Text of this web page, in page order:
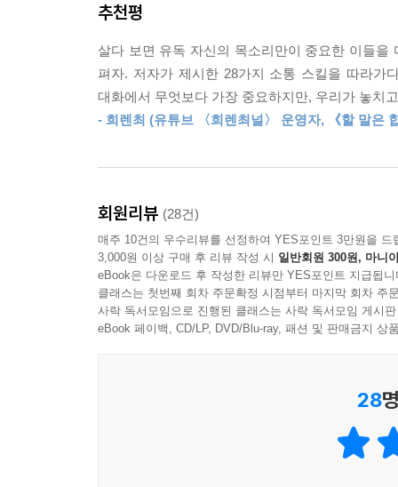
고 그것을 자신의 논리에 통합시키는 것이다. 일
--- p.128, 「기술 13 : 고집쟁이는 생각보다 멍청하
자기 가치관의 틀에 박혀 있으면 상대를 설득하기
별’, ‘문제’ 같이 그들이 싫어하는 언어를 사용하면
최악의 경우 우리는 상대에게 성급하게 꼬리표
보지 않으면 공감과 존중을 잃게 되고 사회적 공존
--- pp.149-150, 「알아두면 좋은 보조기술 3 : 감정
한 번은 나도 그 기술에 넘어간 적이 있다. 노트
상대가 “그건 문제가 아니에요”라고 말하거든 그
없다는 기분이 들수록 더욱 그렇다.
진전의 희망이 안 보이는 대화의 불씨를 다시 살리
기술 8을 살펴보자. 상대의 부정적인 말에서 긍정
이어지는 ‘부정’에 초점을 맞추어 설득하기보다,
이유를 다시 떠올리게 하므로 전혀 유리하지 않다
않아도 상대가 당신을 좋게 본 지점들을 다시금 상
소모적인 논쟁에 휘말리지 않는 현명한 대화 기술
“갈등이 싫어 논쟁을 피해온 사람들을 위한 조언”
생각해보라. 이런 사람과의 논쟁은 자주 감정이
하지만 저자는 이런 사람들과도 끝까지 대화하
추천평
살다 보면 유독 자신의 목소리만이 중요한 이들
펴자. 저자가 제시한 28가지 소통 스킬을 따라
대화에서 무엇보다 가장 중요하지만, 우리가 놓치
- 희렌최 (유튜브 〈희렌최널〉 운영자, 《할 말은
회원리뷰 (28건)
매주 10건의 우수리뷰를 선정하여 YES포인트 3만원을 드
3,000원 이상 구매 후 리뷰 작성 시 일반회원 300원, 마니
eBook은 다운로드 후 작성한 리뷰만 YES포인트 지급됩니
클래스는 첫번째 회차 주문확정 시점부터 마지막 회차 주
사락 독서모임으로 진행된 클래스는 사락 독서모임 게시
eBook 페이백, CD/LP, DVD/Blu-ray, 패션 및 판매금지 상
28